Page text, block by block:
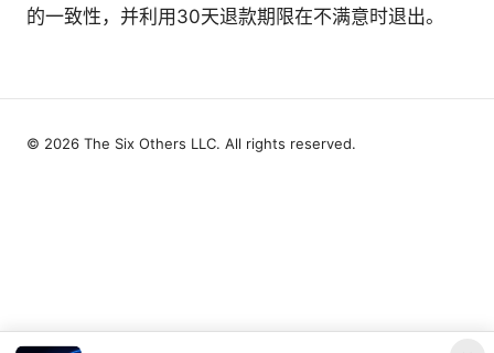
的一致性，并利用30天退款期限在不满意时退出。
© 2026 The Six Others LLC. All rights reserved.